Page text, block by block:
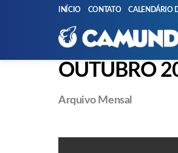
INÍCIO CONTATO CALENDÁRIO
OUTUBRO
Arquivo Mensal